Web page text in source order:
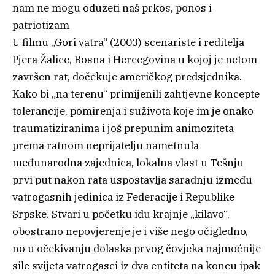
nam ne mogu oduzeti naš prkos, ponos i
patriotizam
U filmu „Gori vatra“ (2003) scenariste i reditelja
Pjera Žalice, Bosna i Hercegovina u kojoj je netom
završen rat, dočekuje američkog predsjednika.
Kako bi „na terenu“ primijenili zahtjevne koncepte
tolerancije, pomirenja i suživota koje im je onako
traumatiziranima i još prepunim animoziteta
prema ratnom neprijatelju nametnula
međunarodna zajednica, lokalna vlast u Tešnju
prvi put nakon rata uspostavlja saradnju između
vatrogasnih jedinica iz Federacije i Republike
Srpske. Stvari u početku idu krajnje „kilavo“,
obostrano nepovjerenje je i više nego očigledno,
no u očekivanju dolaska prvog čovjeka najmoćnije
sile svijeta vatrogasci iz dva entiteta na koncu ipak